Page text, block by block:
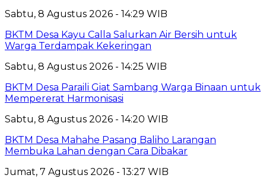
Sabtu, 8 Agustus 2026 - 14:29 WIB
BKTM Desa Kayu Calla Salurkan Air Bersih untuk
Warga Terdampak Kekeringan
Sabtu, 8 Agustus 2026 - 14:25 WIB
BKTM Desa Paraili Giat Sambang Warga Binaan untuk
Mempererat Harmonisasi
Sabtu, 8 Agustus 2026 - 14:20 WIB
BKTM Desa Mahahe Pasang Baliho Larangan
Membuka Lahan dengan Cara Dibakar
Jumat, 7 Agustus 2026 - 13:27 WIB